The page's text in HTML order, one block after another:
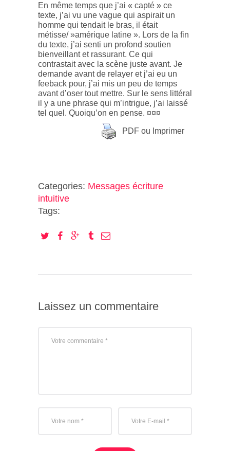
En même temps que j’ai « capté » ce
texte, j’ai vu une vague qui aspirait un
homme qui tendait le bras, il était
métisse/ »amérique latine ». Lors de la fin
du texte, j’ai senti un profond soutien
bienveillant et rassurant. Ce qui
contrastait avec la scène juste avant. Je
demande avant de relayer et j’ai eu un
feeback pour, j’ai mis un peu de temps
avant d’oser tout mettre. Sur le sens littéral
il y a une phrase qui m’intrigue, j’ai laissé
tel quel. Quoiqu’on en pense. ¤¤¤
PDF ou Imprimer
Categories: Messages écriture
intuitive
Tags:
Laissez un commentaire